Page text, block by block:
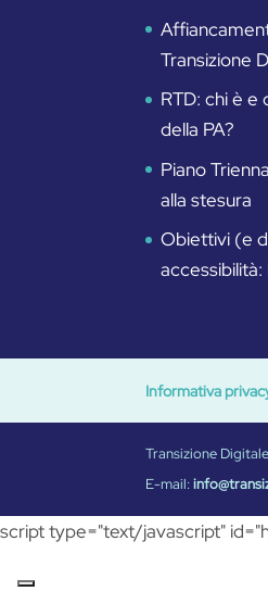
Transizione
RTD: chi è e
della PA?
Piano
alla stesura
Obiettivi (e
Informativa
Transizione
E-mail:
script type="text/javascript"